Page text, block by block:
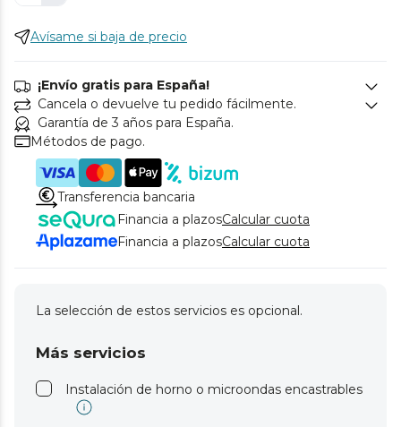
Avísame si baja de precio
¡Envío gratis para España!
Cancela o devuelve tu pedido fácilmente.
Garantía de 3 años para España.
Métodos de pago.
Transferencia bancaria
Financia a plazosCalcular cuota
Financia a plazosCalcular cuota
La selección de estos servicios es opcional.
Más servicios
Instalación de horno o microondas encastrables